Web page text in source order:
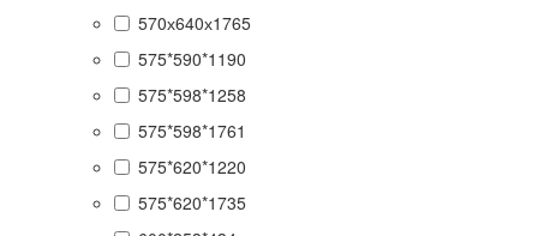
570х640х1765
575*590*1190
575*598*1258
575*598*1761
575*620*1220
575*620*1735